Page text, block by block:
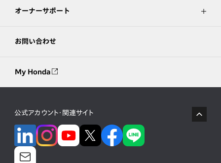
オーナーサポート
お問い合わせ
My Honda
公式アカウント・関連サイト